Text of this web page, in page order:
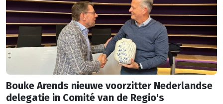
Bouke Arends nieuwe voorzitter Nederlandse
delegatie in Comité van de Regio's